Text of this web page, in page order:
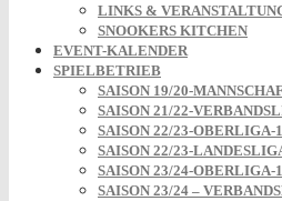
LINKS &
SNOOKERS KITCHEN
EVENT-KALENDER
SPIELBETRIEB
SAISON 19/20-
SAISON 21/22-
SAISON 22/23-OBERLIGA-
SAISON 22/23-
SAISON 23/24-OBERLIGA-
SAISON 23/24 –